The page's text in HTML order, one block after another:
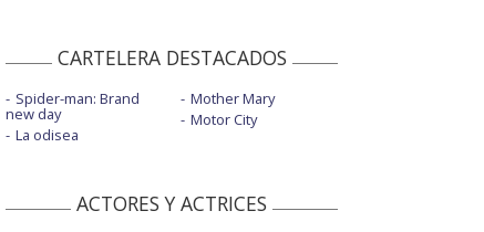
CARTELERA DESTACADOS
Spider-man: Brand
new day
La odisea
Mother Mary
Motor City
ACTORES Y ACTRICES